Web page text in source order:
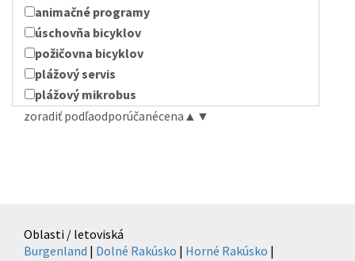
animačné programy
úschovňa bicyklov
požičovna bicyklov
plážový servis
plážový mikrobus
zoradiť podľaodporúčanécena ▲ ▼
Oblasti / letoviská
Burgenland | Dolné Rakúsko | Horné Rakúsko |